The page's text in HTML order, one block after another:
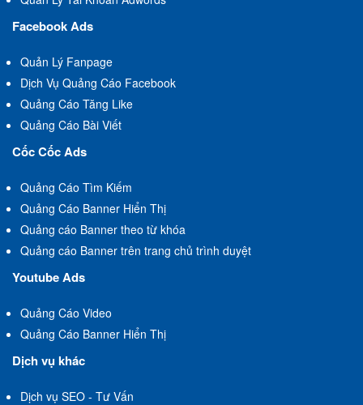
Facebook Ads
Quản Lý Fanpage
Dịch Vụ Quảng Cáo Facebook
Quảng Cáo Tăng Like
Quảng Cáo Bài Viết
Cốc Cốc Ads
Quảng Cáo Tìm Kiếm
Quảng Cáo Banner Hiển Thị
Quảng cáo Banner theo từ khóa
Quảng cáo Banner trên trang chủ trình duyệt
Youtube Ads
Quảng Cáo Video
Quảng Cáo Banner Hiển Thị
Dịch vụ khác
Dịch vụ SEO - Tư Vấn